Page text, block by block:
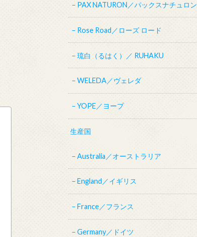
PAX NATURON／パックスナチュロン
Rose Road／ローズ ロード
琉白（るはく）／ RUHAKU
WELEDA／ヴェレダ
YOPE／ヨープ
生産国
Australia／オーストラリア
England／イギリス
France／フランス
Germany／ドイツ